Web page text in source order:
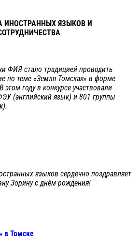
ИНОСТРАННЫХ ЯЗЫКОВ И
ФИЯ стало традицией проводить
по теме «Земля Томская» в форме
этом году в конкурсе участвовали
(английский язык) и 801 группы
языков сердечно поздравляет
Зорину с днём рождения!
в Томске